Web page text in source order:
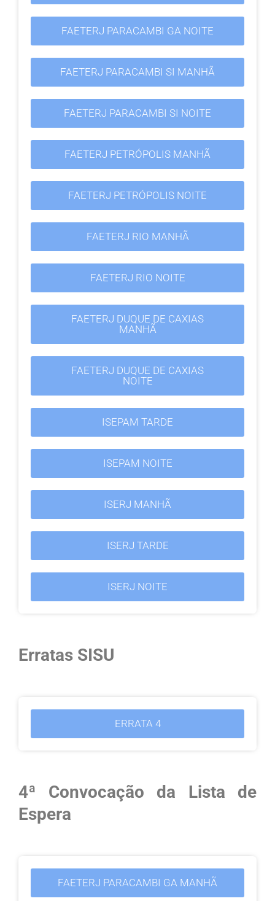
FAETERJ PARACAMBI GA NOITE
FAETERJ PARACAMBI SI MANHÃ
FAETERJ PARACAMBI SI NOITE
FAETERJ PETRÓPOLIS MANHÃ
FAETERJ PETRÓPOLIS NOITE
FAETERJ RIO MANHÃ
FAETERJ RIO NOITE
FAETERJ DUQUE DE CAXIAS
MANHÃ
FAETERJ DUQUE DE CAXIAS
NOITE
ISEPAM TARDE
ISEPAM NOITE
ISERJ MANHÃ
ISERJ TARDE
ISERJ NOITE
Erratas SISU
ERRATA 4
4ª Convocação da Lista de
Espera
FAETERJ PARACAMBI GA MANHÃ